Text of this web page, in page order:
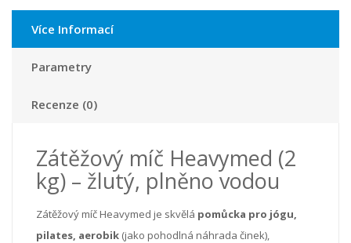
Více Informací
Parametry
Recenze (0)
Zátěžový míč Heavymed (2
kg) – žlutý, plněno vodou
Zátěžový míč Heavymed je skvělá pomůcka pro jógu,
pilates, aerobik (jako pohodlná náhrada činek),